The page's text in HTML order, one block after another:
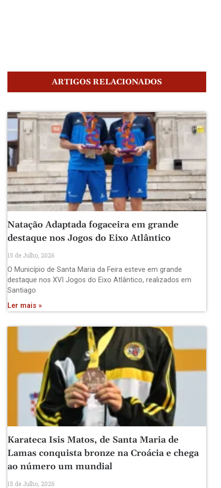
ARTIGOS RELACIONADOS
Natação Adaptada fogaceira em grande
destaque nos Jogos do Eixo Atlântico
15 de Julho, 2026
O Município de Santa Maria da Feira esteve em grande
destaque nos XVI Jogos do Eixo Atlântico, realizados em
Santiago
Ler mais »
Karateca Isis Matos, de Santa Maria de
Lamas conquista bronze na Croácia e chega
ao número um mundial
15 de Julho, 2026